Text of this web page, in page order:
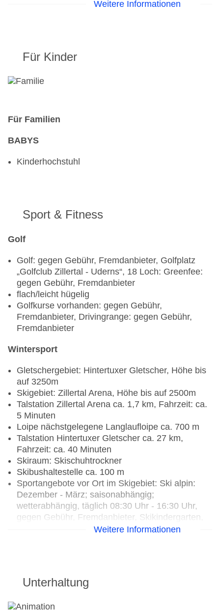
(Tischwein Rot oder Weiß, Zillertal Bier Pils vom
Weitere Informationen
Für Kinder
Für Familien
BABYS
Kinderhochstuhl
Sport & Fitness
Golf
Golf: gegen Gebühr, Fremdanbieter, Golfplatz
„Golfclub Zillertal - Uderns“, 18 Loch: Greenfee:
gegen Gebühr, Fremdanbieter
flach/leicht hügelig
Golfkurse vorhanden: gegen Gebühr,
Fremdanbieter, Drivingrange: gegen Gebühr,
Fremdanbieter
Wintersport
Gletschergebiet: Hintertuxer Gletscher, Höhe bis
auf 3250m
Skigebiet: Zillertal Arena, Höhe bis auf 2500m
Talstation Zillertal Arena ca. 1,7 km, Fahrzeit: ca.
5 Minuten
Loipe nächstgelegene Langlaufloipe ca. 700 m
Talstation Hintertuxer Gletscher ca. 27 km,
Fahrzeit: ca. 40 Minuten
Skiraum: Skischuhtrockner
Skibushaltestelle ca. 100 m
Sportangebote vor Ort im Skigebiet: Ski alpin:
Dezember - März; saisonabhängig;
wetterabhängig, täglich 08:30 Uhr - 16:30 Uhr,
gegen Gebühr, Fremdanbieter, Skikindergarten,
Skilanglauf: Dezember - März; wetterabhängig,
Weitere Informationen
Unterhaltung